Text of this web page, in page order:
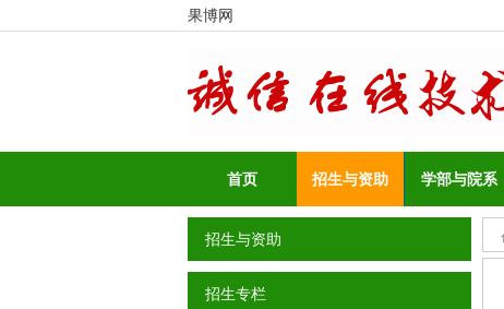
果博网
首页 招生与资助 学部与院系
招生与资助
招生专栏